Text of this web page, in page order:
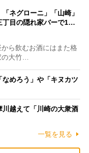
ネグローニ」「山崎」
丁目の隠れ家バーで1…
ら飲むお酒にはまた格
の大竹…
なめろう」や「キヌカツ
川越えて「川崎の大衆酒
一覧を見る